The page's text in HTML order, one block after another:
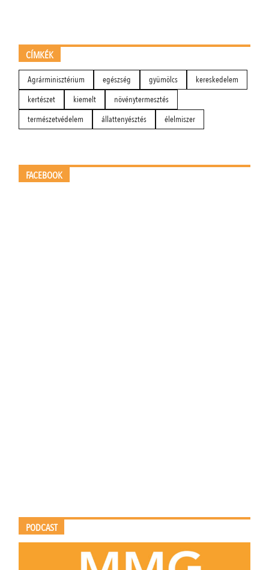
CÍMKÉK
Agrárminisztérium egészség gyümölcs
kereskedelem
kertészet
kiemelt
növénytermesztés
természetvédelem
állattenyésztés élelmiszer
FACEBOOK
PODCAST